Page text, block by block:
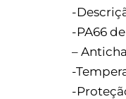
-
-PA66
–
-
-